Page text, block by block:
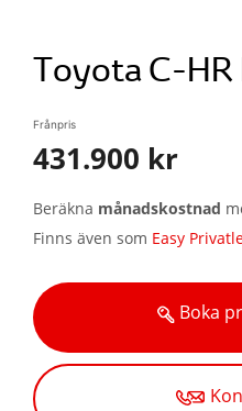
Toyota C-
Frånpris
431.900 kr
Beräkna månadskostnad
Finns även som Easy
Boka